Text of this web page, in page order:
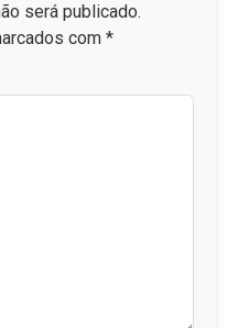
será publicado.
com *